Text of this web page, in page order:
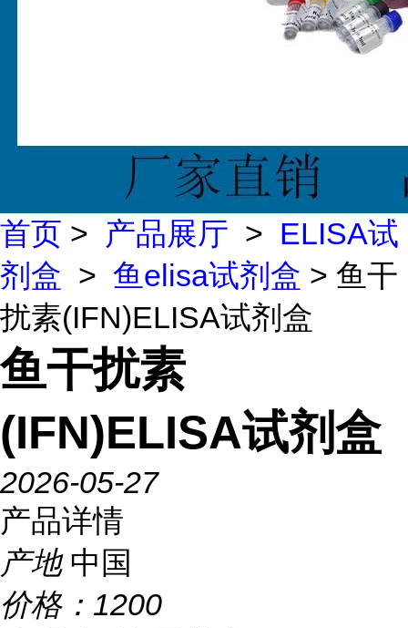
首页 > 产品展厅 > ELISA试
剂盒 > 鱼elisa试剂盒 > 鱼干
扰素(IFN)ELISA试剂盒
鱼干扰素
(IFN)ELISA试剂盒
2026-05-27
产品详情
产地 中国
价格： 1200